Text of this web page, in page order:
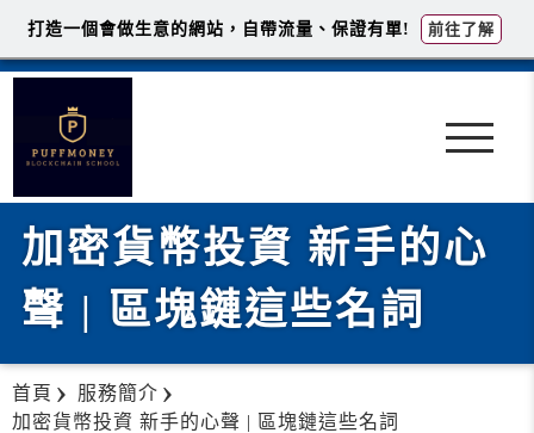
加密貨幣投資 新手的心
聲 | 區塊鏈這些名詞
首頁
服務簡介
加密貨幣投資 新手的心聲 | 區塊鏈這些名詞
打造一個會做生意的網站，自帶流量、保證有單! 前往了解